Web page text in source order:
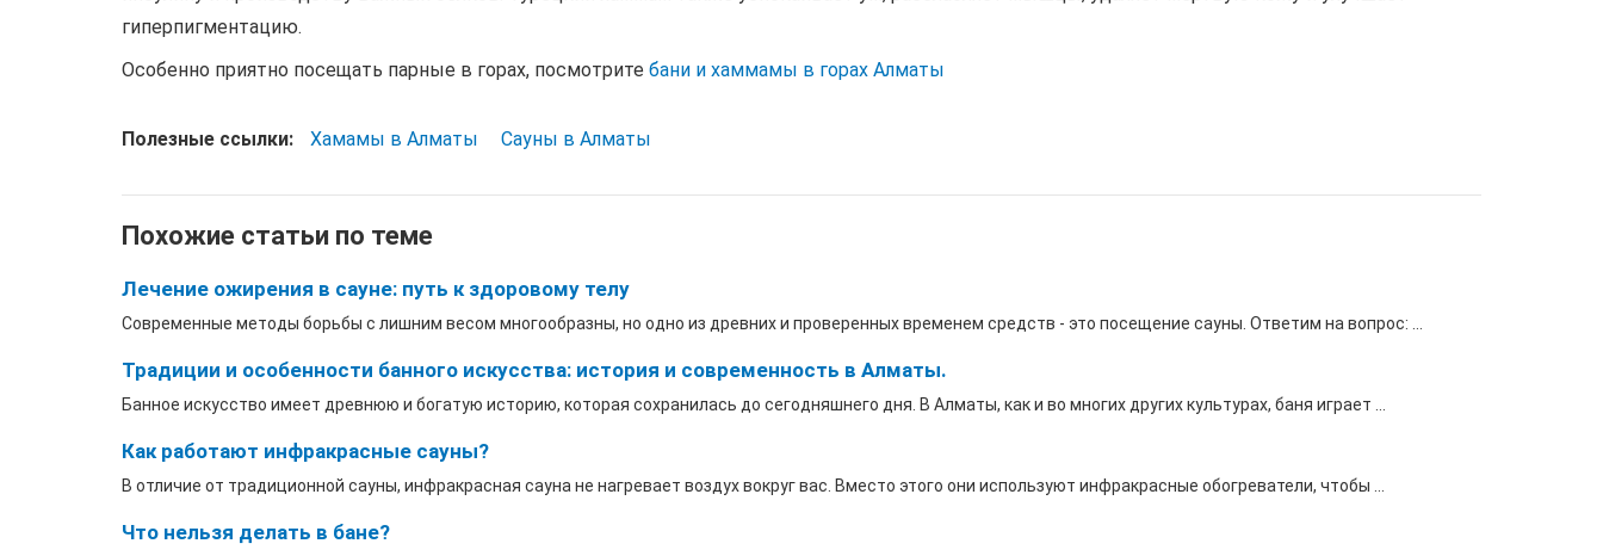
гиперпигментацию.
Особенно приятно посещать парные в горах, посмотрите бани и хаммамы в горах Алматы
Полезные ссылки: Хамамы в Алматы Сауны в Алматы
Похожие статьи по теме
Лечение ожирения в сауне: путь к здоровому телу
Современные методы борьбы с лишним весом многообразны, но одно из древних и проверенных временем средств - это посещение сауны. Ответим на вопрос: ...
Традиции и особенности банного искусства: история и современность в Алматы.
Банное искусство имеет древнюю и богатую историю, которая сохранилась до сегодняшнего дня. В Алматы, как и во многих других культурах, баня играет ...
Как работают инфракрасные сауны?
В отличие от традиционной сауны, инфракрасная сауна не нагревает воздух вокруг вас. Вместо этого они используют инфракрасные обогреватели, чтобы ...
Что нельзя делать в бане?